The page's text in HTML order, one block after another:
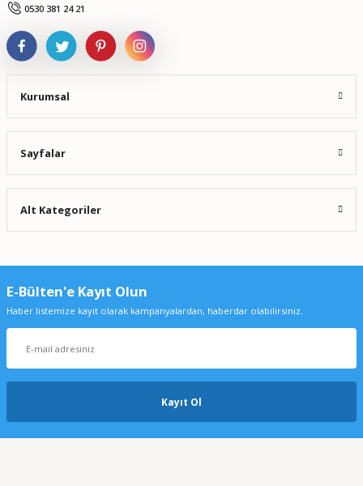
0530 381 24 21
Kurumsal
Sayfalar
Alt Kategoriler
E-Bülten'e Kayıt Olun
Haber listemize kayıt olarak kampanyalardan, haberdar olabilirsiniz.
Kayıt Ol